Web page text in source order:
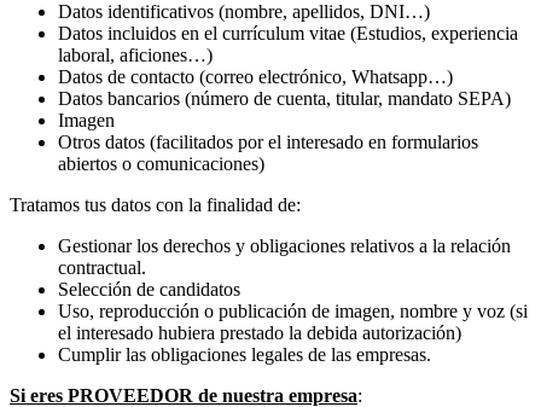
Datos identificativos (nombre, apellidos, DNI…)
Datos incluidos en el currículum vitae (Estudios, experiencia
laboral, aficiones…)
Datos de contacto (correo electrónico, Whatsapp…)
Datos bancarios (número de cuenta, titular, mandato SEPA)
Imagen
Otros datos (facilitados por el interesado en formularios
abiertos o comunicaciones)
Tratamos tus datos con la finalidad de:
Gestionar los derechos y obligaciones relativos a la relación
contractual.
Selección de candidatos
Uso, reproducción o publicación de imagen, nombre y voz (si
el interesado hubiera prestado la debida autorización)
Cumplir las obligaciones legales de las empresas.
Si eres PROVEEDOR de nuestra empresa: